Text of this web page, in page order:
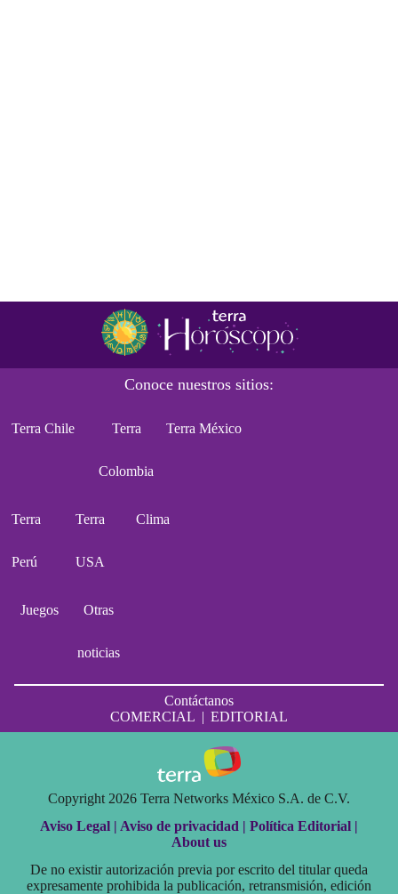
Conoce nuestros sitios:
Terra Chile Terra
Colombia
Terra México
Terra
Perú
Terra
USA
Clima
Juegos Otras
noticias
Contáctanos
COMERCIAL | EDITORIAL
Copyright 2026 Terra Networks México S.A. de C.V.
Aviso Legal | Aviso de privacidad | Política Editorial |
About us
De no existir autorización previa por escrito del titular queda
expresamente prohibida la publicación, retransmisión, edición